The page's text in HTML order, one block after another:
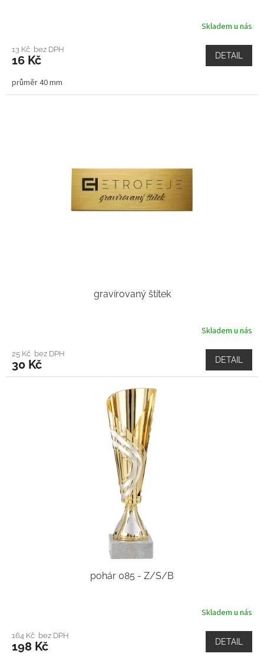
Skladem u nás
13 Kč bez DPH
16 Kč DETAIL
průměr 40 mm
gravírovaný štítek
Skladem u nás
25 Kč bez DPH
30 Kč DETAIL
pohár 085 - Z/S/B
Skladem u nás
164 Kč bez DPH
198 Kč DETAIL